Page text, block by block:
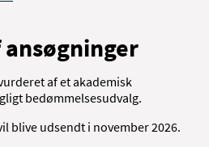
af et akademisk
bedømmelsesudvalg.
blive udsendt i november 2026.